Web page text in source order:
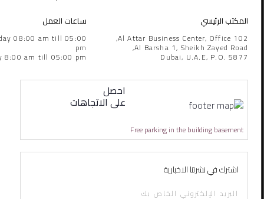
المكتب الرئيسي
Al Attar Business Center, Office 102,
Al Barsha 1, Sheikh Zayed Road,
Dubai, U.A.E, P.O. 5877
ساعات العمل
08:00 am till 05:00
pm
8:00 am till 05:00 pm
احصل
على الاتجاهات
Free parking in the building basement
اشترك في نشرتنا الاخبارية